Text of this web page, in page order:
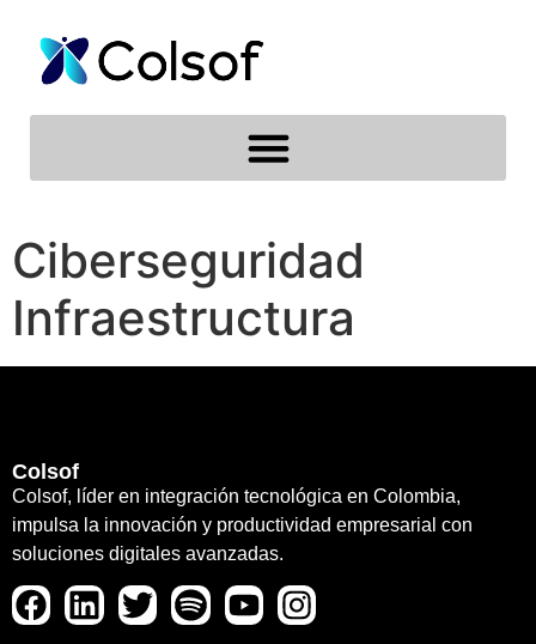
Ciberseguridad
Infraestructura
Colsof
Colsof, líder en integración tecnológica en Colombia,
impulsa la innovación y productividad empresarial con
soluciones digitales avanzadas.